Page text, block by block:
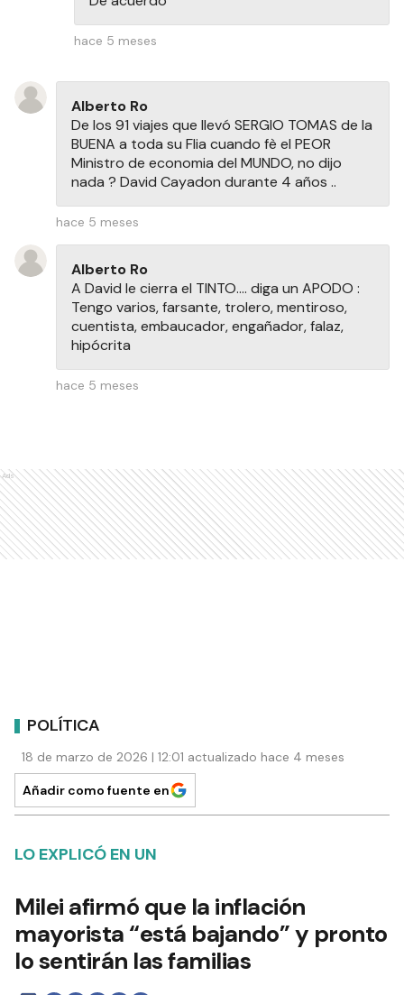
hace 5 meses
Alberto Ro
De los 91 viajes que llevó SERGIO TOMAS de la
BUENA a toda su Flia cuando fè el PEOR
Ministro de economia del MUNDO, no dijo
nada ? David Cayadon durante 4 años ..
hace 5 meses
Alberto Ro
A David le cierra el TINTO.... diga un APODO :
Tengo varios, farsante, trolero, mentiroso,
cuentista, embaucador, engañador, falaz,
hipócrita
hace 5 meses
Ads
POLÍTICA
18 de marzo de 2026 | 12:01 actualizado hace 4 meses
Añadir como fuente en
LO EXPLICÓ EN UN
Milei afirmó que la inflación
mayorista “está bajando” y pronto
lo sentirán las familias